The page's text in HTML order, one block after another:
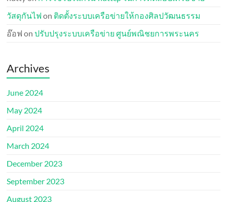
วัสดุกันไฟ on ติดตั้งระบบเครือข่ายให้กองศิลปวัฒนธรรม
อ๊อฟ onปรับปรุงระบบเครือข่าย ศูนย์พณิชยการพระนคร
Archives
June 2024
May 2024
April 2024
March 2024
December 2023
September 2023
August 2023